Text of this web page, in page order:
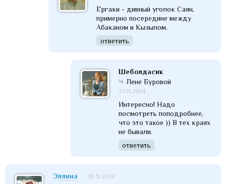
Ергаки - дивный уголок Саян,
примерно посередине между
Абаканом и Кызылом.
ответить
Шеболдасик
Лене Буровой
27.11.2014
Интересно! Надо
посмотреть поподробнее,
что это такое )) В тех краях
не бывали.
ответить
Эллина 26.11.2014